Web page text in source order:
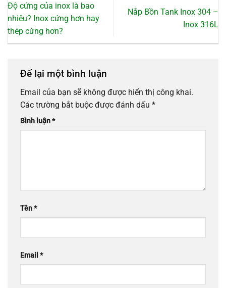
Độ cứng của inox là bao
nhiêu? Inox cứng hơn hay
thép cứng hơn?
Nắp Bồn Tank Inox 304 –
Inox 316L
Để lại một bình luận
Email của bạn sẽ không được hiển thị công khai.
Các trường bắt buộc được đánh dấu *
Bình luận*
Tên*
Email *